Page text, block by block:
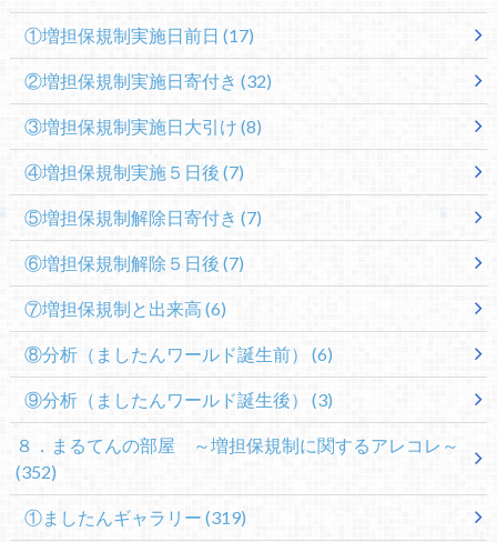
①増担保規制実施日前日 (17)
②増担保規制実施日寄付き (32)
③増担保規制実施日大引け (8)
④増担保規制実施５日後 (7)
⑤増担保規制解除日寄付き (7)
⑥増担保規制解除５日後 (7)
⑦増担保規制と出来高 (6)
⑧分析（ましたんワールド誕生前） (6)
⑨分析（ましたんワールド誕生後） (3)
８．まるてんの部屋 ～増担保規制に関するアレコレ～
(352)
①ましたんギャラリー (319)